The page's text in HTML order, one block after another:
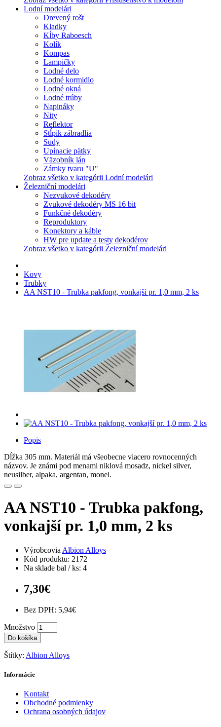
Lodní modelári
Drevený rošt
Kladky
Kĺby Raboesch
Kolík
Kompas
Lampičky
Lodné delo
Lodné kormidlo
Lodné okná
Lodné trúby
Napináky
Nity
Reflektor
Stĺpik zábradlia
Sudy
Upínacie pätky
Väzobník lán
Zámky tvaru "U"
Zobraz všetko v kategórii Lodní modelári
Železniční modelári
Nezvukové dekodéry
Zvukové dekodéry MS 16 bit
Funkčné dekodéry
Reproduktory
Konektory a káble
HW pre update a testy dekodérov
Zobraz všetko v kategórii Železniční modelári
Kovy
Trubky
AA NST10 - Trubka pakfong, vonkajší pr. 1,0 mm, 2 ks
Popis
Dĺžka 305 mm. Materiál má všeobecne viacero rovnocenných
názvov. Je známi pod menami niklová mosadz, nickel silver,
neusilber, alpaka, argentan, monel.
AA NST10 - Trubka pakfong,
vonkajší pr. 1,0 mm, 2 ks
Výrobcovia Albion Alloys
Kód produktu: 2172
Na sklade bal / ks: 4
7,30€
Bez DPH: 5,94€
Množstvo
Do košíka
Štítky: Albion Alloys
Informácie
Kontakt
Obchodné podmienky
Ochrana osobných údajov